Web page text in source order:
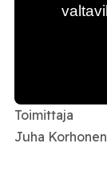
Toimittaja
Juha Korhonen